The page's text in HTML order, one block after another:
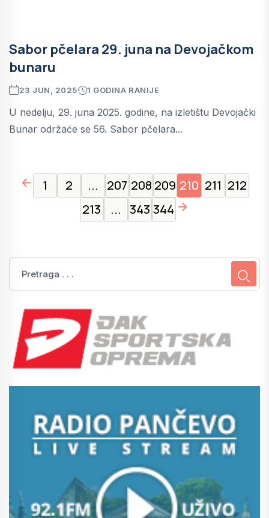
Sabor pčelara 29. juna na Devojačkom
bunaru
23 JUN, 2025 1 GODINA RANIJE
U nedelju, 29. juna 2025. godine, na izletištu Devojački
Bunar održaće se 56. Sabor pčelara...
page left arrow
1 2 ... 207 208 209 210 211 212
213
... 343 344